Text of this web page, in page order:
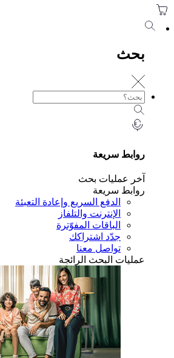
سريعة
عمليات بحث
سريعة
الدفع السريع وإعادة التعبئة
الإنترنت والتلفاز
الباقات المفوّترة
جدّد اشتراكك
تواصل معنا
البحث الرائجة